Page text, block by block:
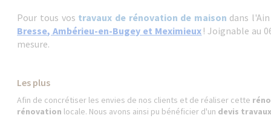
Pour tous vos travaux de rénovation de maison dans
Bresse, Ambérieu-en-Bugey et Meximieux ! Joignable au
mesure.
Les plus
Afin de concrétiser les envies de nos clients et de réaliser cette
rénovation locale. Nous avons ainsi pu bénéficier d'un devis